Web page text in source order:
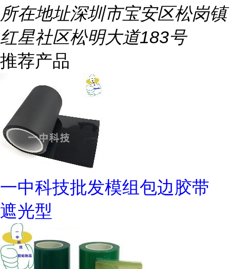
所在地址深圳市宝安区松岗镇
红星社区松明大道183号
推荐产品
一中科技批发模组包边胶带
遮光型